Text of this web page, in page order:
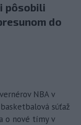
pôsobili
do
NBA v
súťaž
o nové tímy v